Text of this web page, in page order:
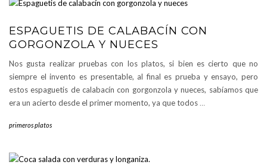
ESPAGUETIS DE CALABACÍN CON
GORGONZOLA Y NUECES
Nos gusta realizar pruebas con los platos, si bien es cierto que no
siempre el invento es presentable, al final es prueba y ensayo, pero
estos espaguetis de calabacín con gorgonzola y nueces, sabíamos que
era un acierto desde el primer momento, ya que todos …
primeros platos